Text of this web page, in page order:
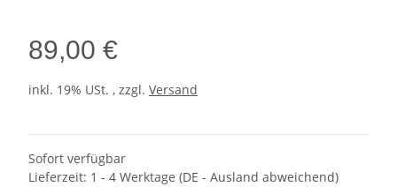
89,00 €
inkl. 19% USt. , zzgl. Versand
Sofort verfügbar
Lieferzeit: 1 - 4 Werktage (DE - Ausland abweichend)